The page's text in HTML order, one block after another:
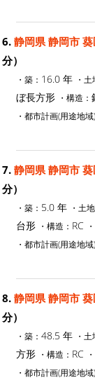
6. 静岡県 静岡市
分）
・築： 16.0 年 ・
ぼ長方形 ・構造：
・都市計画(用途地域)
7. 静岡県 静岡市
分）
・築： 5.0 年 ・土
台形 ・構造： RC
・都市計画(用途地域)
8. 静岡県 静岡市
分）
・築： 48.5 年 ・
方形 ・構造： RC
・都市計画(用途地域)